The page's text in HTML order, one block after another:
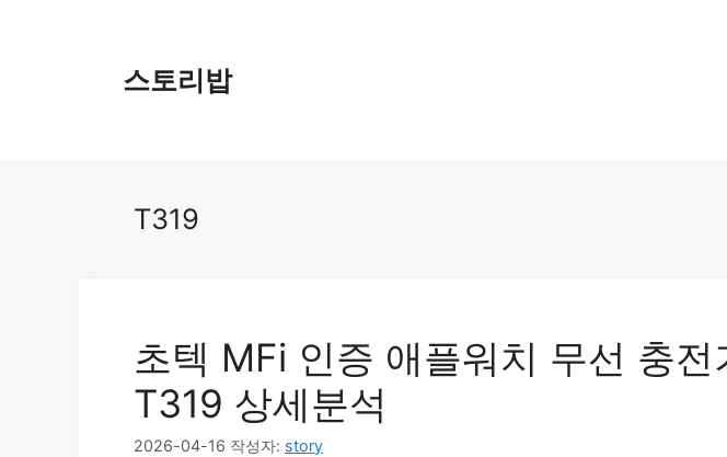
스토리밥
T319
초텍 MFi 인증 애플워치 무선 충전
T319 상세분석
2026-04-16 작성자: story